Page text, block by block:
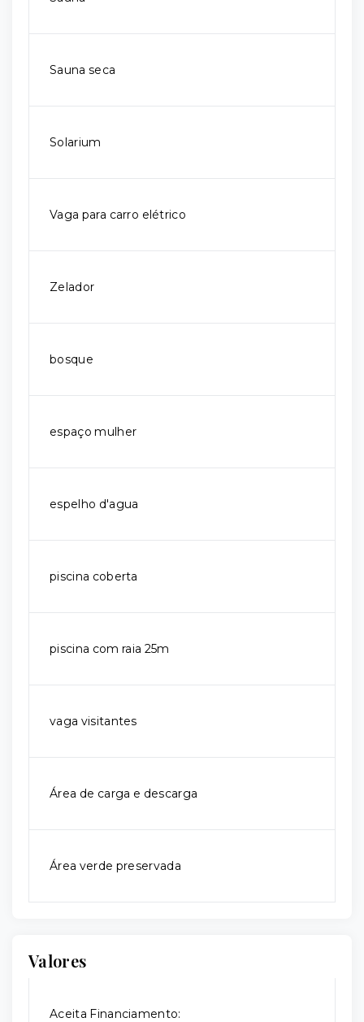
Sauna seca
Solarium
Vaga para carro elétrico
Zelador
bosque
espaço mulher
espelho d'agua
piscina coberta
piscina com raia 25m
vaga visitantes
Área de carga e descarga
Área verde preservada
Valores
Aceita Financiamento: